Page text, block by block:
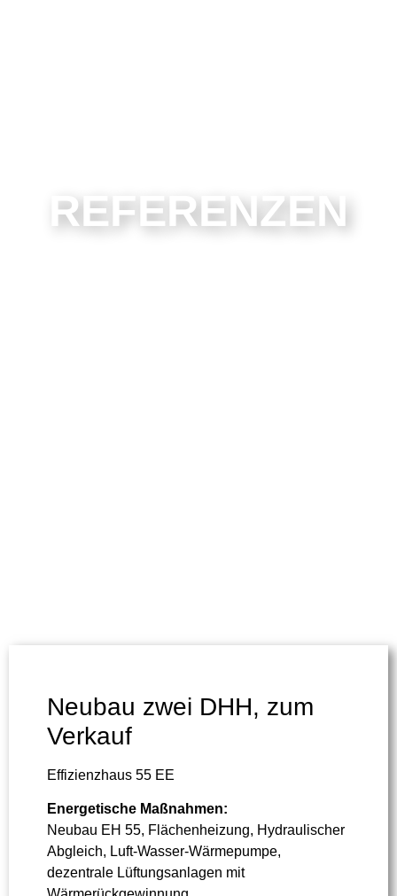
REFERENZEN
Neubau zwei DHH, zum
Verkauf
Effizienzhaus 55 EE
Energetische Maßnahmen:
Neubau EH 55, Flächenheizung, Hydraulischer
Abgleich, Luft-Wasser-Wärmepumpe,
dezentrale Lüftungsanlagen mit